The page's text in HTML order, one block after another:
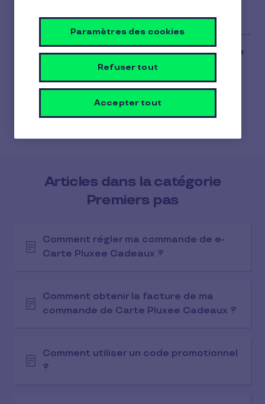
Articles dans la catégorie
Premiers pas
Comment régler ma commande de e-
Carte Pluxee Cadeaux ?
Comment obtenir la facture de ma
commande de Carte Pluxee Cadeaux ?
Comment utiliser un code promotionnel
?
Paramètres des cookies
Refuser tout
Accepter tout